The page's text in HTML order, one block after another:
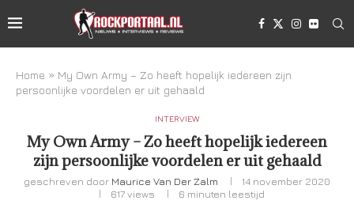
Home » My Own Army – Zo heeft hopelijk iedereen zijn
persoonlijke voordelen er uit gehaald
INTERVIEW
My Own Army – Zo heeft hopelijk iedereen
zijn persoonlijke voordelen er uit gehaald
geschreven door Maurice Van Der Zalm
14 november 2020
617views 6 minuten leestijd